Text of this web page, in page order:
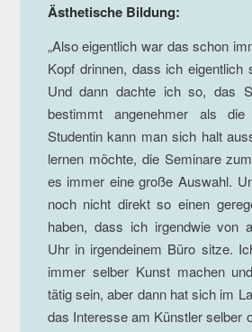
Ästhetische Bildung:
„Also eigentlich war das schon
Kopf drinnen, dass ich eigentlich
Und dann dachte ich so, das
bestimmt angenehmer als die
Studentin kann man sich halt
lernen möchte, die Seminare
es immer eine große Auswahl.
noch nicht direkt so einen
haben, dass ich irgendwie von
Uhr in irgendeinem Büro sitze.
immer selber Kunst machen
tätig sein, aber dann hat sich im
das Interesse am Künstler selber